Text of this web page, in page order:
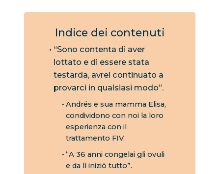
Indice dei contenuti
“Sono contenta di aver
lottato e di essere stata
testarda, avrei continuato a
provarci in qualsiasi modo”.
Andrés e sua mamma Elisa,
condividono con noi la loro
esperienza con il
trattamento FIV.
“A 36 anni congelai gli ovuli
e da lì iniziò tutto”.